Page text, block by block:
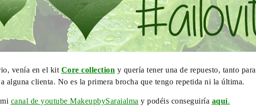
venía en el kit Core collection y quería tener una de repuesto, tanto para
alguna clienta. No es la primera brocha que tengo repetida ni la última.
canal de youtube MakeupbySaraialma y podéis conseguiría aquí.